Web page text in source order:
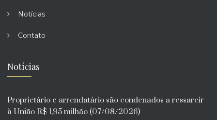
Notícias
Contato
Notícias
Proprietário e arrendatário são condenados a ressarcir
à União R$ 1,95 milhão (07/08/2026)